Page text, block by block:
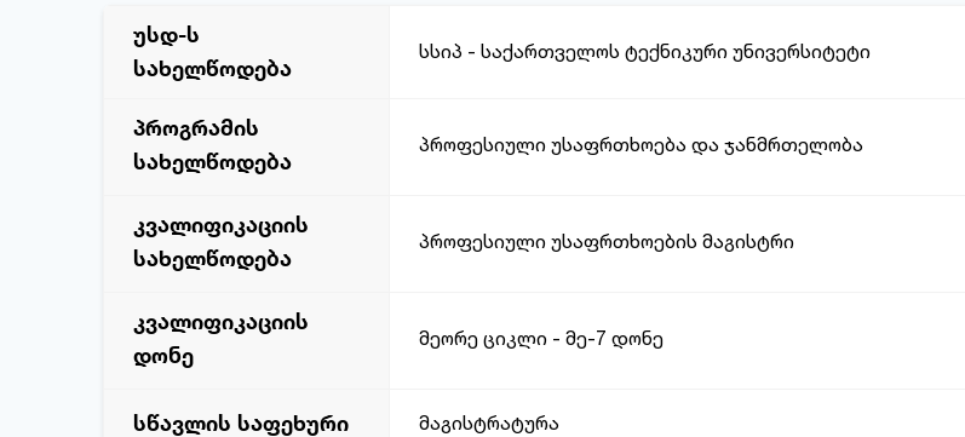
უსდ-ს
სახელწოდება
სსიპ - საქართველოს ტექნიკური უნივერსიტეტი
პროგრამის
სახელწოდება
პროფესიული უსაფრთხოება და ჯანმრთელობა
კვალიფიკაციის
სახელწოდება
პროფესიული უსაფრთხოების მაგისტრი
კვალიფიკაციის
დონე
მეორე ციკლი - მე-7 დონე
სწავლის საფეხური მაგისტრატურა